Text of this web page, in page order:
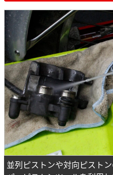
並列ピストンや対向ピスト